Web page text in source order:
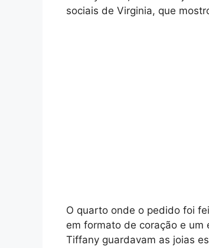
sociais de Virginia, que
O quarto onde o pedido foi
em formato de coração e um
Tiffany guardavam as joias